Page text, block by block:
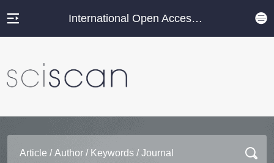
International Open Access Journal Platform